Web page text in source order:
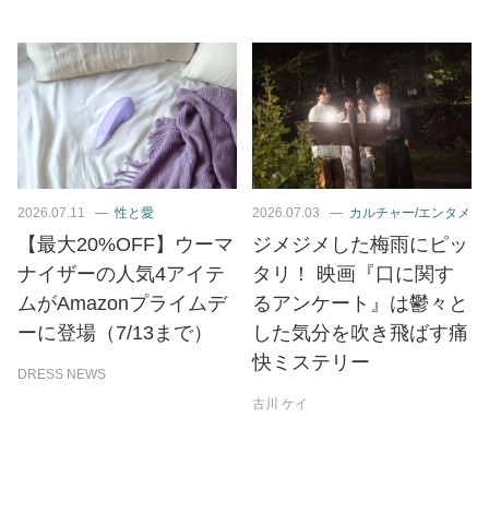
2026.07.11 性と愛
【最大20%OFF】ウーマ
ナイザーの人気4アイテ
ムがAmazonプライムデ
ーに登場（7/13まで）
DRESS NEWS
2026.07.03 カルチャー/エンタメ
ジメジメした梅雨にピッ
タリ！ 映画『口に関す
るアンケート』は鬱々と
した気分を吹き飛ばす痛
快ミステリー
古川 ケイ